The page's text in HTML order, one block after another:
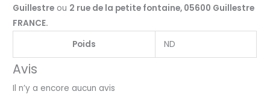
Guillestre ou 2 rue de la petite fontaine, 05600 Guillestre
FRANCE.
Poids
ND
Avis
Il n’y a encore aucun avis